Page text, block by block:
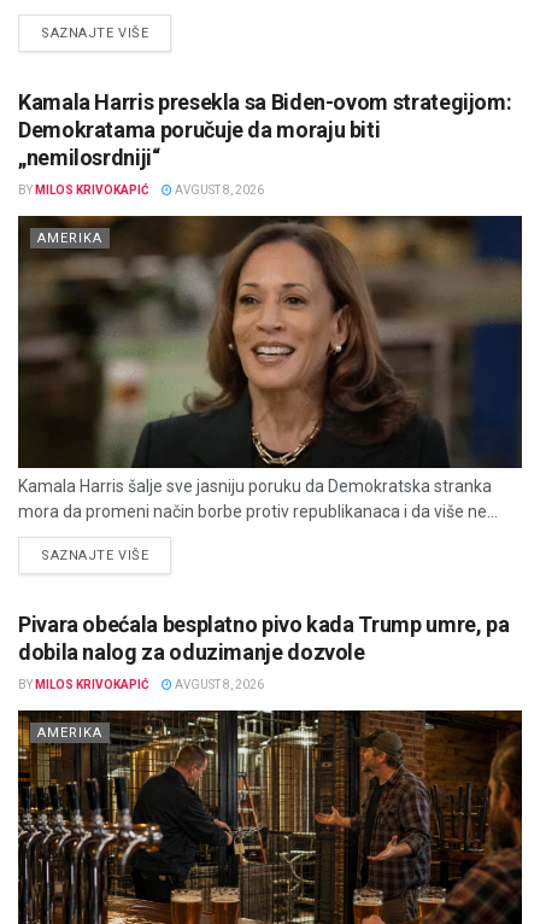
SAZNAJTE VIŠEDETAILS
Kamala Harris presekla sa Biden-ovom strategijom:
Demokratama poručuje da moraju biti
„nemilosrdniji“
BY MILOS KRIVOKAPIĆ AVGUST 8, 2026
AMERIKA
Kamala Harris šalje sve jasniju poruku da Demokratska stranka
mora da promeni način borbe protiv republikanaca i da više ne...
SAZNAJTE VIŠEDETAILS
Pivara obećala besplatno pivo kada Trump umre, pa
dobila nalog za oduzimanje dozvole
BY MILOS KRIVOKAPIĆ AVGUST 8, 2026
AMERIKA